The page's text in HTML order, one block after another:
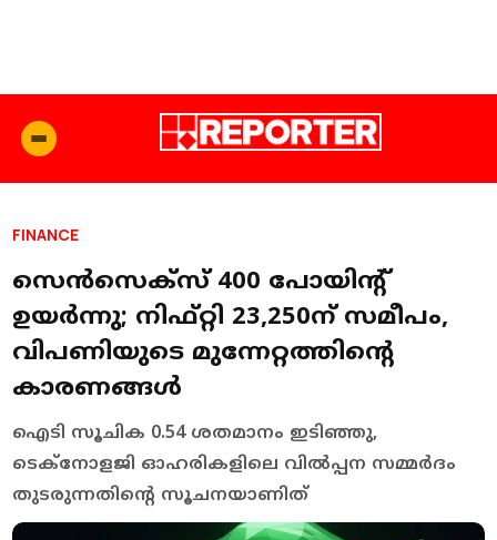
FINANCE
സെൻസെക്സ് 400 പോയിന്റ്
ഉയർന്നു; നിഫ്റ്റി 23,250ന് സമീപം,
വിപണിയുടെ മുന്നേറ്റത്തിന്റെ
കാരണങ്ങൾ
ഐടി സൂചിക 0.54 ശതമാനം ഇടിഞ്ഞു,
ടെക്‌നോളജി ഓഹരികളിലെ വിൽപ്പന സമ്മർദം
തുടരുന്നതിന്റെ സൂചനയാണിത്